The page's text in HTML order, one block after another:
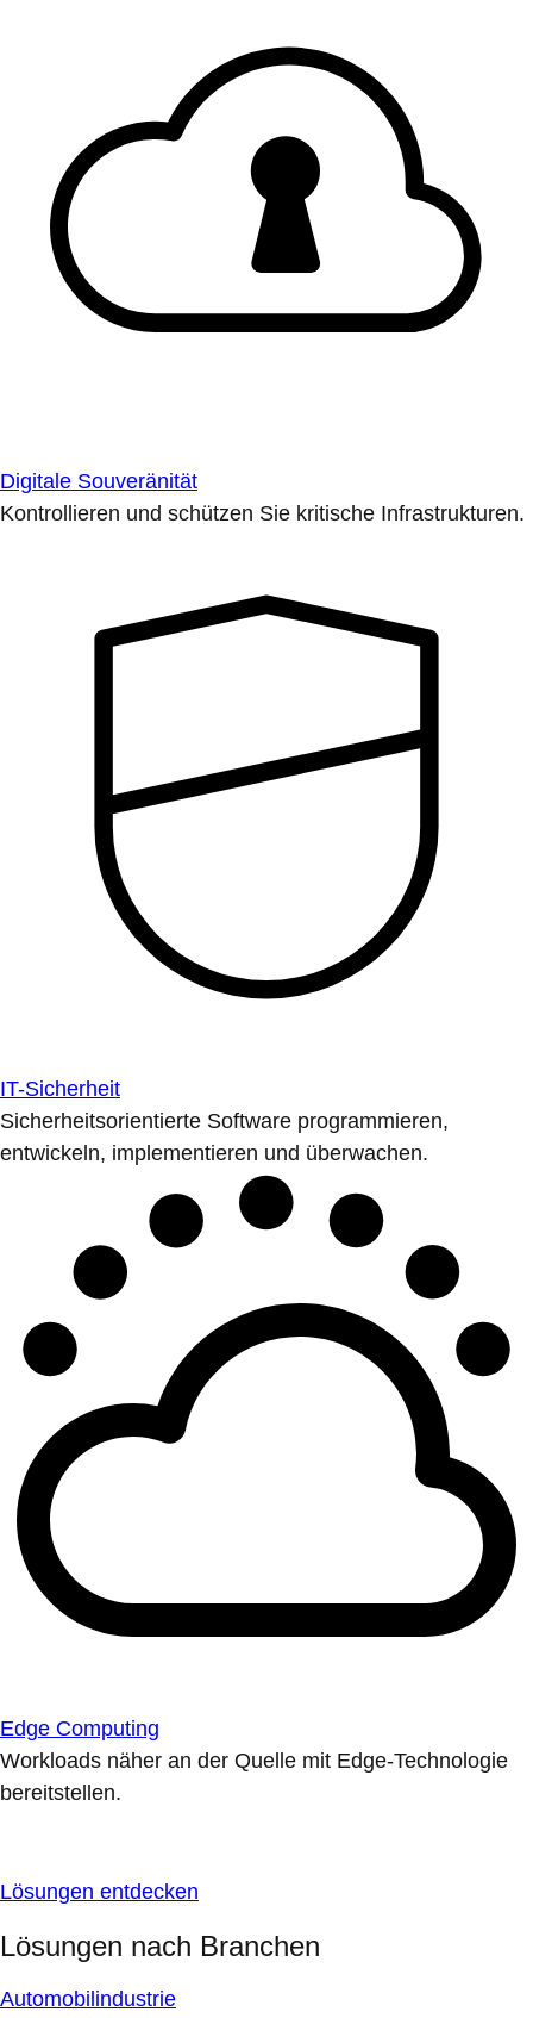
Digitale Souveränität
Kontrollieren und schützen Sie kritische Infrastrukturen.
IT-Sicherheit
Sicherheitsorientierte Software programmieren,
entwickeln, implementieren und überwachen.
Edge Computing
Workloads näher an der Quelle mit Edge-Technologie
bereitstellen.
Lösungen entdecken
Lösungen nach Branchen
Automobilindustrie